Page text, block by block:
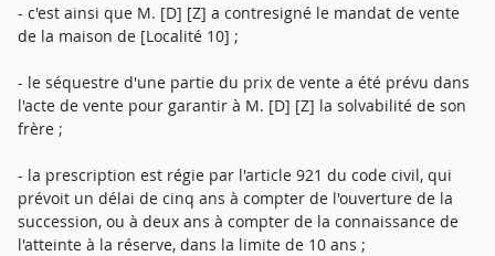
- c'est ainsi que M. [D] [Z] a contresigné le mandat de vente
de la maison de [Localité 10] ;
- le séquestre d'une partie du prix de vente a été prévu dans
l'acte de vente pour garantir à M. [D] [Z] la solvabilité de son
frère ;
- la prescription est régie par l'article 921 du code civil, qui
prévoit un délai de cinq ans à compter de l'ouverture de la
succession, ou à deux ans à compter de la connaissance de
l'atteinte à la réserve, dans la limite de 10 ans ;